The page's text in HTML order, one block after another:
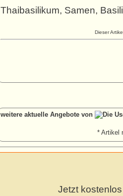
Thaibasilikum, Samen,
Dieser
weitere aktuelle Angebote von
* Artikel
Jetzt